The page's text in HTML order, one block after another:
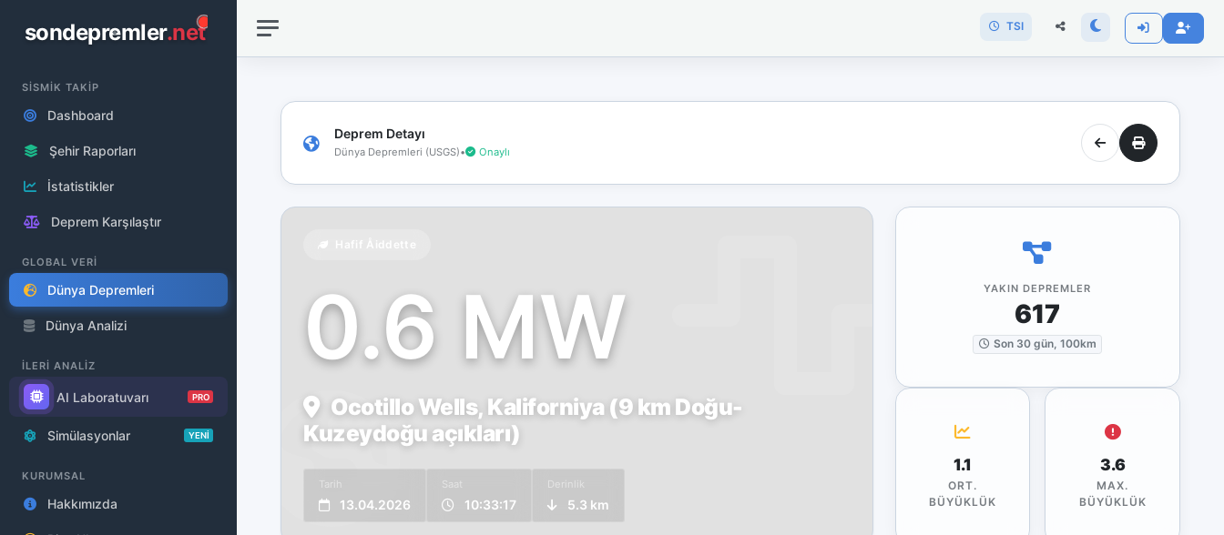
sondepremler.net
SİSMİK TAKİP
Dashboard
Şehir Raporları
İstatistikler
Deprem Karşılaştır
GLOBAL VERİ
Dünya Depremleri
Dünya Analizi
İLERİ ANALİZ
AI Laboratuvarı PRO
Simülasyonlar YENİ
KURUMSAL
Hakkımızda
TSI
Deprem Detayı
Dünya Depremleri (USGS)• Onaylı
0.6 MW
Ocotillo Wells, Kaliforniya (9 km Doğu-
Kuzeydoğu açıkları)
Tarih
13.04.2026
Saat
10:33:17
Derinlik
5.3 km
YAKIN DEPREMLER
617
Son 30 gün, 100km
1.1
ORT.
BÜYÜKLÜK
3.6
MAX.
BÜYÜKLÜK
bağlantınız